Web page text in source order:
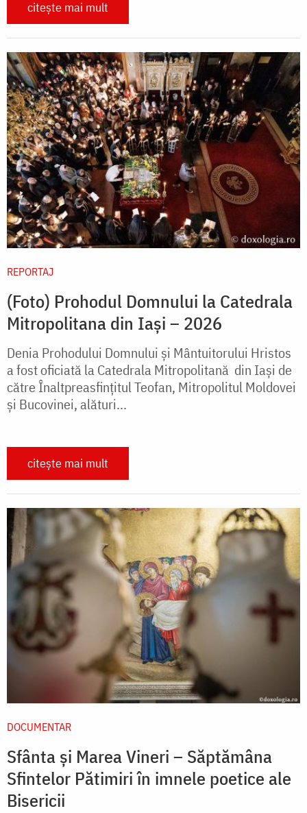
citește mai mult
REPORTAJ
(Foto) Prohodul Domnului la Catedrala
Mitropolitana din Iași – 2026
Denia Prohodului Domnului și Mântuitorului Hristos
a fost oficiată la Catedrala Mitropolitană din Iași de
către Înaltpreasfințitul Teofan, Mitropolitul Moldovei
și Bucovinei, alături...
citește mai mult
DOCUMENTAR
Sfânta și Marea Vineri – Săptămâna
Sfintelor Pătimiri în imnele poetice ale
Bisericii